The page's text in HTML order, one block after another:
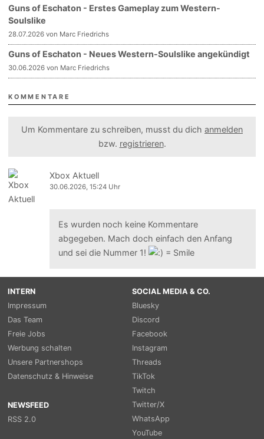
Guns of Eschaton - Erstes Gameplay zum Western-
Soulslike
28.07.2026 von Marc Friedrichs
Guns of Eschaton - Neues Western-Soulslike angekündigt
30.06.2026 von Marc Friedrichs
KOMMENTARE
Um Kommentare zu schreiben, musst du dich anmelden
bzw. registrieren.
Xbox Aktuell
30.06.2026, 15:24 Uhr
Es wurden noch keine Kommentare
abgegeben. Mach doch einfach den Anfang
und sei die Nummer 1!
INTERN
Impressum
Das Team
Freie Jobs
Werbung schalten
Unsere Partnershops
Datenschutz & Hinweise
NEWSFEED
RSS 2.0
SOCIAL MEDIA & CO.
Bluesky
Discord
Facebook
Instagram
Threads
TikTok
Twitch
Twitter/X
WhatsApp
YouTube